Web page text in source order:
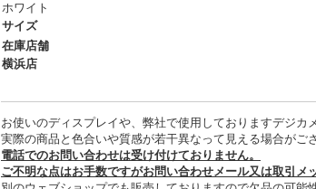
ホワイト
サイズ
在庫店舗
横浜店
お使いのディスプレイや、弊社で使用しておりますデジカ
実際の商品と色合いや質感が若干異なって見える場合がご
電話でのお問い合わせは受け付けておりません。
ご不明な点はお手数ですがお問い合わせメール又は取引メ